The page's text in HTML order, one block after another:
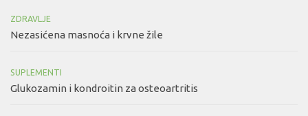
ZDRAVLJE
Nezasićena masnoća i krvne žile
SUPLEMENTI
Glukozamin i kondroitin za osteoartritis